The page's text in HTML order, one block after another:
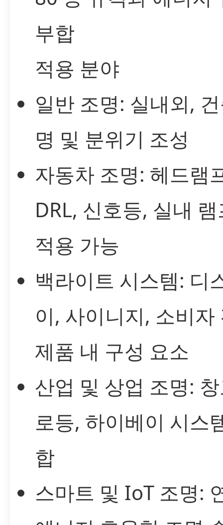
부합
적용 분야
일반 조명: 실내외,
명 및 분위기 조성
자동차 조명: 헤드램
DRL, 신호등, 실내
적용 가능
백라이트 시스템: 디
이, 사이니지, 소비자
제품 내 구성 요소
산업 및 상업 조명:
로등, 하이베이 시스
합
스마트 및 IoT 조명: